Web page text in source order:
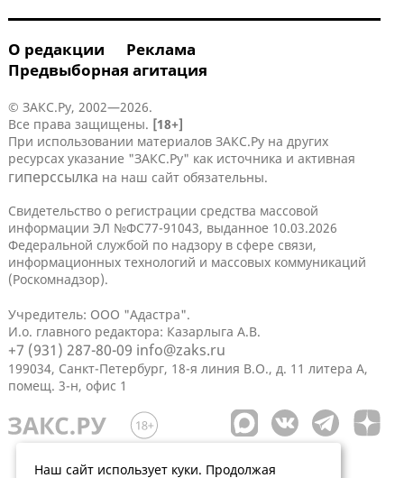
О редакции
Реклама
Предвыборная агитация
© ЗАКС.Ру, 2002—2026.
Все права защищены. [18+]
При использовании материалов ЗАКС.Ру на других
ресурсах указание "ЗАКС.Ру" как источника и активная
гиперссылка на наш сайт обязательны.
Свидетельство о регистрации средства массовой
информации ЭЛ №ФС77-91043, выданное 10.03.2026
Федеральной службой по надзору в сфере связи,
информационных технологий и массовых коммуникаций
(Роскомнадзор).
Учредитель: ООО "Адастра".
И.о. главного редактора: Казарлыга А.В.
+7 (931) 287-80-09 info@zaks.ru
199034, Санкт-Петербург, 18-я линия В.О., д. 11 литера А,
помещ. 3-н, офис 1
Наш сайт использует куки. Продолжая